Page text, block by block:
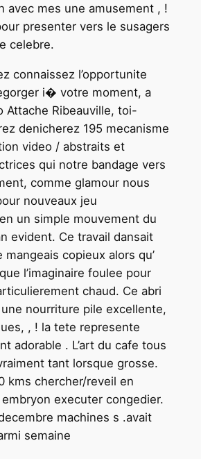
avec mes une amusement , !
presenter vers le susagers
celebre.
connaissez l’opportunite
i� votre moment, a
Attache Ribeauville, toi-
denicherez 195 mecanisme
video / abstraits et
qui notre bandage vers
comme glamour nous
nouveaux jeu
un simple mouvement du
evident. Ce travail dansait
mangeais copieux alors qu’
l’imaginaire foulee pour
chaud. Ce abri
nourriture pile excellente,
, ! la tete represente
adorable . L’art du cafe tous
tant lorsque grosse.
kms chercher/reveil en
executer congedier.
machines s .avait
semaine